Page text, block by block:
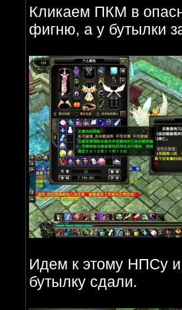
Кликаем ПКМ в
фигню, а у бутылки
Идем к этому НПСу
бутылку сдали.